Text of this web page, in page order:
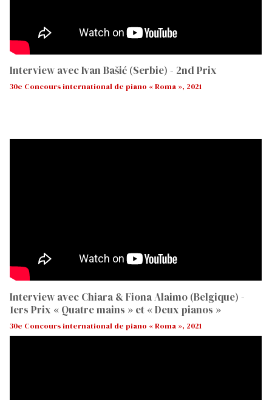
Interview avec Ivan Bašić (Serbie) - 2nd Prix
30e Concours international de piano « Roma », 2021
Interview avec Chiara & Fiona Alaimo (Belgique) -
1ers Prix « Quatre mains » et « Deux pianos »
30e Concours international de piano « Roma », 2021